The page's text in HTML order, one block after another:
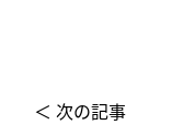
＜ 次の記事